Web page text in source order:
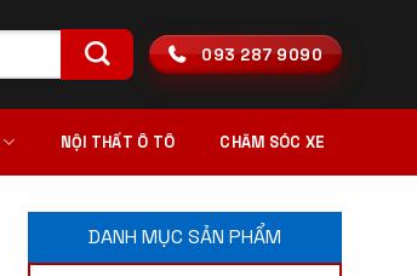
093 287 9090
NỘI THẤT Ô TÔ CHĂM SÓC XE
DANH MỤC SẢN PHẨM